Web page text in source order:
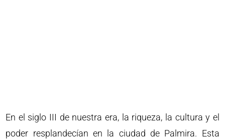
En el siglo III de nuestra era, la riqueza, la cultura y el
poder resplandecían en la ciudad de Palmira. Esta